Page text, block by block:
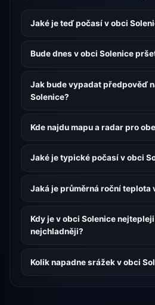
Jaké je teď počasí v obci
Bude dnes v obci Solenice
Jak bude vypadat předpověď
Solenice?
Kde najdu mapu a radar pro
Jaké je typické počasí v obci
Jaká je průměrná roční teplota
Kdy je v obci Solenice
nejchladněji?
Kolik napadne srážek v obci